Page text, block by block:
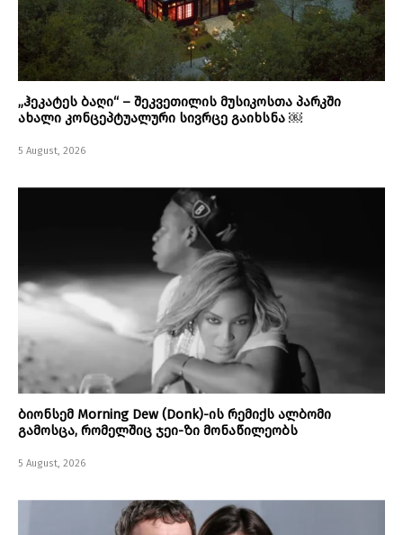
„ჰეკატეს ბაღი“ – შეკვეთილის მუსიკოსთა პარკში
ახალი კონცეპტუალური სივრცე გაიხსნა ￼
5 August, 2026
ბიონსემ Morning Dew (Donk)-ის რემიქს ალბომი
გამოსცა, რომელშიც ჯეი-ზი მონაწილეობს
5 August, 2026